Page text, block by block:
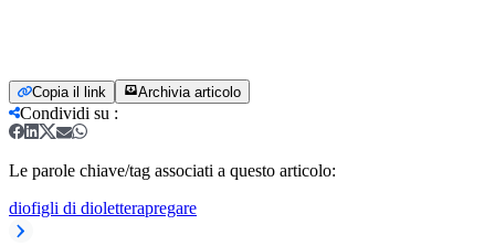
Copia il link Archivia articolo
Condividi su :
Le parole chiave/tag associati a questo articolo:
diofigli di dioletterapregare